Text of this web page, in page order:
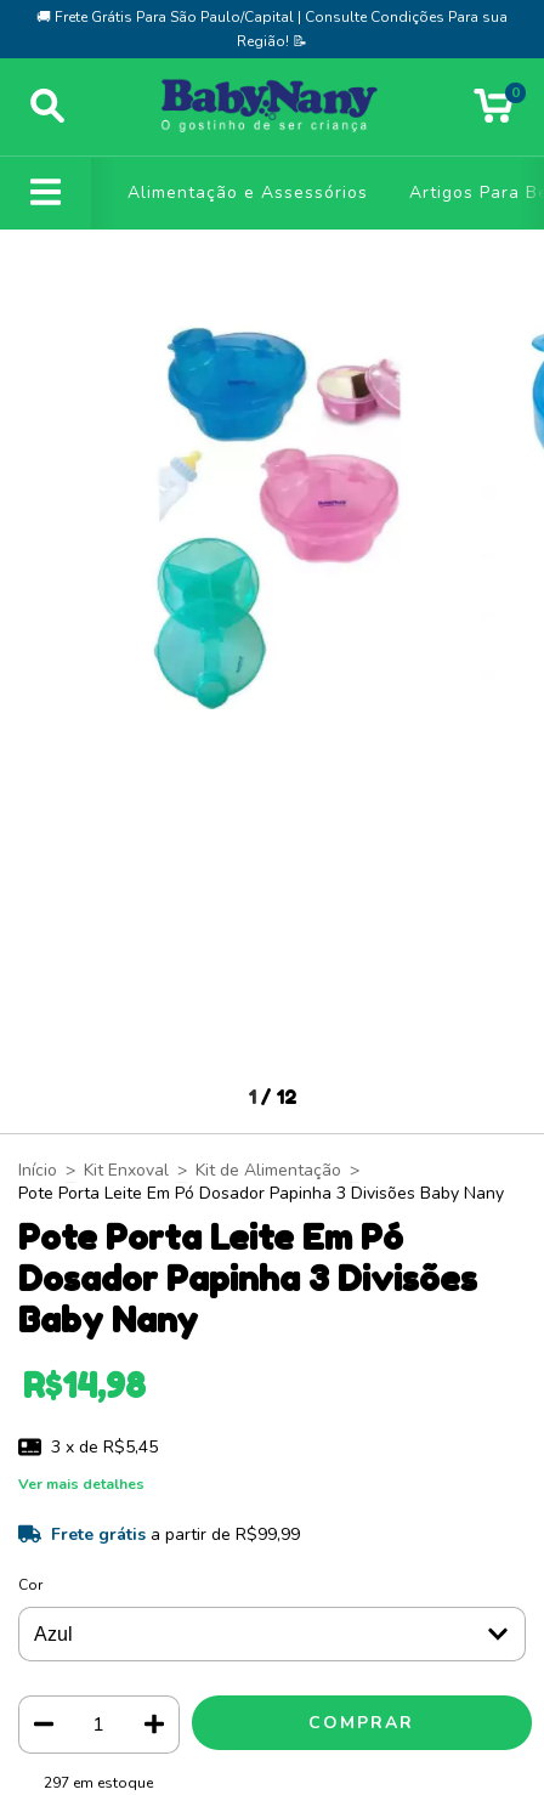
🚚 Frete Grátis Para São Paulo/Capital | Consulte Condições Para sua
Região! 📝
0
Alimentação e Assessórios Artigos Para
1/ 12
Início > Kit Enxoval > Kit de Alimentação >
Pote Porta Leite Em Pó Dosador Papinha 3 Divisões Baby Nany
Pote Porta Leite Em Pó
Dosador Papinha 3 Divisões
Baby Nany
R$14,98
3 x de R$5,45
Ver mais detalhes
Frete grátis a partir de R$99,99
Cor
297 em estoque